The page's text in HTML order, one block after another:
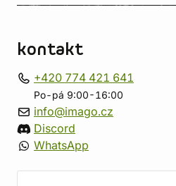
kontakt
+420 774 421 641
Po-pá 9:00-16:00
info@imago.cz
Discord
WhatsApp